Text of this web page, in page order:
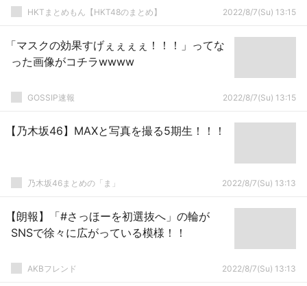
HKTまとめもん【HKT48のまとめ】 2022/8/7(Su) 13:15
「マスクの効果すげぇぇぇぇ！！！」ってな
った画像がコチラwwww
GOSSIP速報 2022/8/7(Su) 13:15
【乃木坂46】MAXと写真を撮る5期生！！！
乃木坂46まとめの「ま」 2022/8/7(Su) 13:13
【朗報】「#さっほーを初選抜へ」の輪が
SNSで徐々に広がっている模様！！
AKBフレンド 2022/8/7(Su) 13:13